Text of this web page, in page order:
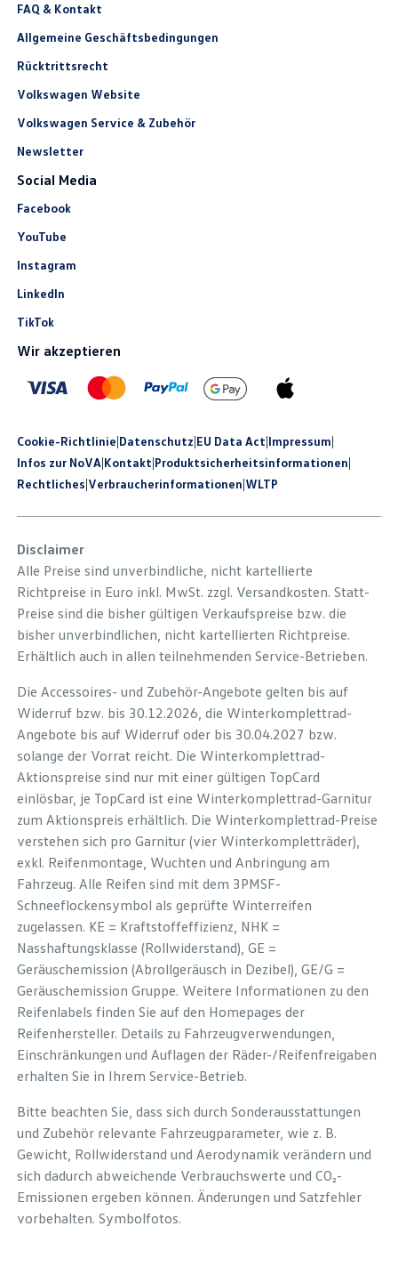
FAQ & Kontakt
Allgemeine Geschäftsbedingungen
Rücktrittsrecht
Volkswagen Website
Volkswagen Service & Zubehör
Newsletter
Social Media
Facebook
YouTube
Instagram
LinkedIn
TikTok
Wir akzeptieren
Cookie-Richtlinie|Datenschutz|EU Data Act|Impressum|
Infos zur NoVA|Kontakt|Produkt­sicherheits­informationen|
Rechtliches|Verbraucherinformationen|WLTP
Disclaimer
Alle Preise sind unverbindliche, nicht kartellierte
Richtpreise in Euro inkl. MwSt. zzgl. Versandkosten. Statt-
Preise sind die bisher gültigen Verkaufspreise bzw. die
bisher unverbindlichen, nicht kartellierten Richtpreise.
Erhältlich auch in allen teilnehmenden Service-Betrieben.
Die Accessoires- und Zubehör-Angebote gelten bis auf
Widerruf bzw. bis 30.12.2026, die Winterkomplettrad-
Angebote bis auf Widerruf oder bis 30.04.2027 bzw.
solange der Vorrat reicht. Die Winterkomplettrad-
Aktionspreise sind nur mit einer gültigen TopCard
einlösbar, je TopCard ist eine Winterkomplettrad-Garnitur
zum Aktionspreis erhältlich. Die Winterkomplettrad-Preise
verstehen sich pro Garnitur (vier Winterkompletträder),
exkl. Reifenmontage, Wuchten und Anbringung am
Fahrzeug. Alle Reifen sind mit dem 3PMSF-
Schneeflockensymbol als geprüfte Winterreifen
zugelassen. KE = Kraftstoffeffizienz, NHK =
Nasshaftungsklasse (Rollwiderstand), GE =
Geräuschemission (Abrollgeräusch in Dezibel), GE/G =
Geräuschemission Gruppe. Weitere Informationen zu den
Reifenlabels finden Sie auf den Homepages der
Reifenhersteller. Details zu Fahrzeugverwendungen,
Einschränkungen und Auflagen der Räder-/Reifenfreigaben
erhalten Sie in Ihrem Service-Betrieb.
Bitte beachten Sie, dass sich durch Sonderausstattungen
und Zubehör relevante Fahrzeugparameter, wie z. B.
Gewicht, Rollwiderstand und Aerodynamik verändern und
sich dadurch abweichende Verbrauchswerte und CO₂-
Emissionen ergeben können. Änderungen und Satzfehler
vorbehalten. Symbolfotos.